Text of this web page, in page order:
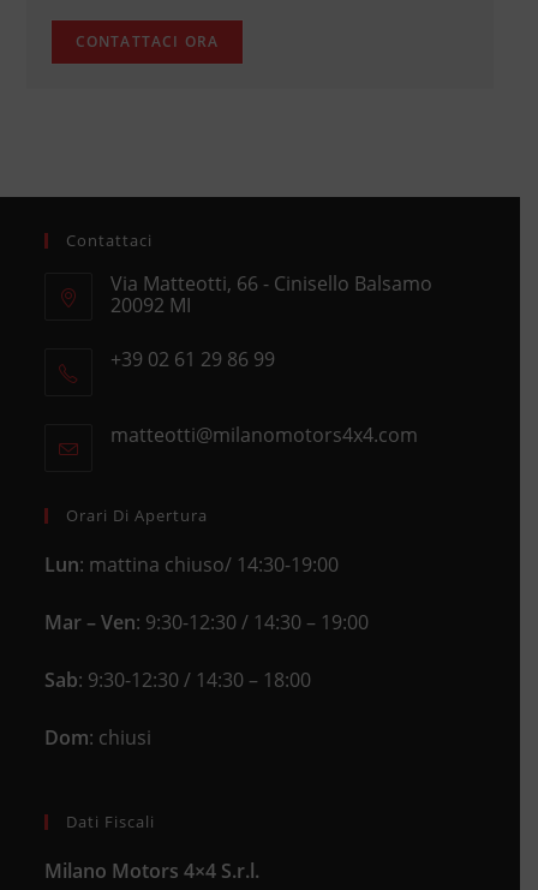
Contattaci
Via Matteotti, 66 - Cinisello Balsamo
20092 MI
in
+39 02 61 29 86 99
your
matteotti@milanomotors4x4.comOpens
Orari Di Apertura
Lun: mattina chiuso/ 14:30-19:00
Mar – Ven: 9:30-12:30 / 14:30 – 19:00
Sab: 9:30-12:30 / 14:30 – 18:00
Dom: chiusi
Dati Fiscali
Milano Motors 4×4 S.r.l.